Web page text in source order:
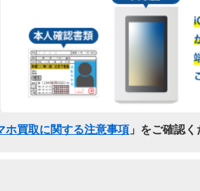
買取に関する注意事項 」をご確認